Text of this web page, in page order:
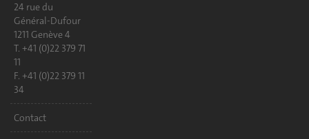
24 rue du
Général-Dufour
1211 Genève 4
T. +41 (0)22 379 71
11
F. +41 (0)22 379 11
34
Contact